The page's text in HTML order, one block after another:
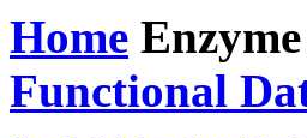
Home
Functional